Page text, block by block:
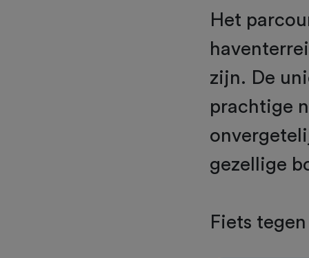
Het
zijn. De
prachtige
gezellige
Fiets